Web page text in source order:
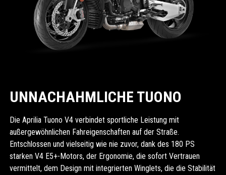
UNNACHAHMLICHE TUONO
Die Aprilia Tuono V4 verbindet sportliche Leistung mit
außergewöhnlichen Fahreigenschaften auf der Straße.
Entschlossen und vielseitig wie nie zuvor, dank des 180 PS
starken V4 E5+-Motors, der Ergonomie, die sofort Vertrauen
vermittelt, dem Design mit integrierten Winglets, die die Stabilität